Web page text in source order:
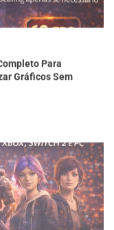
Para
Gráficos Sem